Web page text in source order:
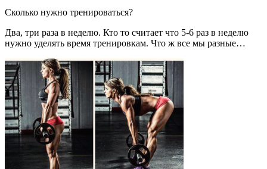
Сколько нужно тренироваться?
Два, три раза в неделю. Кто то считает что 5-6 раз в неделю
нужно уделять время тренировкам. Что ж все мы разные…